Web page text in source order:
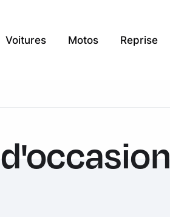
Voitures Motos Reprise